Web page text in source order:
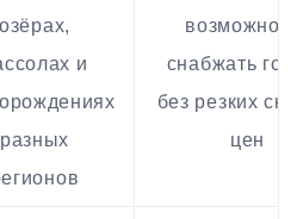
озёрах,
и
разных
снабжать
без резких
цен